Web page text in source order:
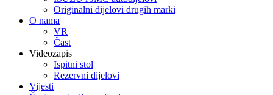
Originalni dijelovi drugih marki
O nama
VR
Čast
Videozapis
Ispitni stol
Rezervni dijelovi
Vijesti